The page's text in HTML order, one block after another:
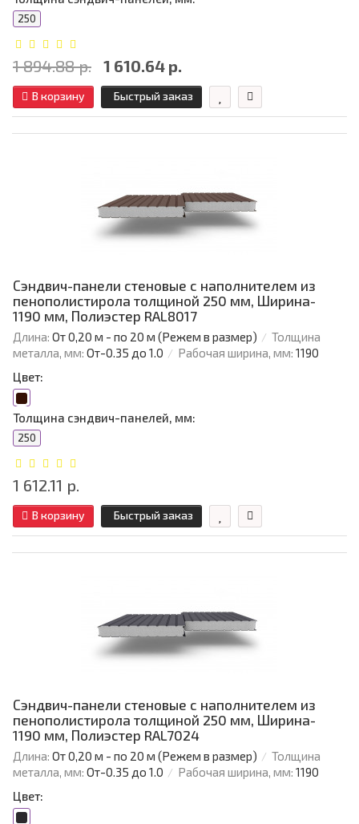
250
1 894.88 р. 1 610.64 р.
В корзину Быстрый заказ
Сэндвич-панели стеновые с наполнителем из
пенополистирола толщиной 250 мм, Ширина-
1190 мм, Полиэстер RAL8017
Длина: От 0,20 м - по 20 м (Режем в размер)
Толщина
металла, мм: От-0.35 до 1.0 Рабочая ширина, мм: 1190
Цвет:
Толщина сэндвич-панелей, мм:
250
1 612.11 р.
В корзину Быстрый заказ
Сэндвич-панели стеновые с наполнителем из
пенополистирола толщиной 250 мм, Ширина-
1190 мм, Полиэстер RAL7024
Длина: От 0,20 м - по 20 м (Режем в размер)
Толщина
металла, мм: От-0.35 до 1.0 Рабочая ширина, мм: 1190
Цвет: